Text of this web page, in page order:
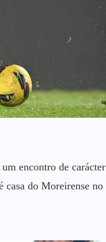
encontro de carácter
casa do Moreirense no